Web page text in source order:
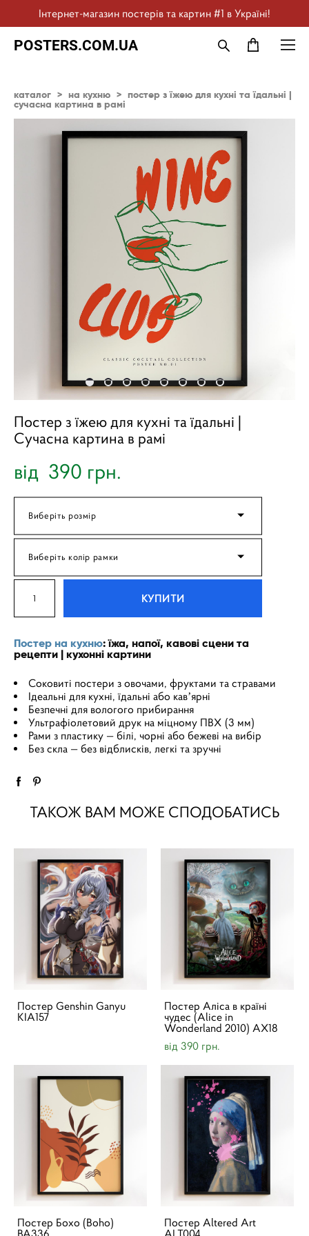
Інтернет-магазин постерів та картин #1 в Україні!
POSTERS.COM.UA
каталог > на кухню > постер з їжею для кухні та їдальні |
cучасна картина в рамі
Постер з їжею для кухні та їдальні |
Cучасна картина в рамі
від 390 грн.
Виберіть розмір
Виберіть колір рамки
КУПИТИ
Постер на кухню: їжа, напої, кавові сцени та
рецепти | кухонні картини
Соковиті постери з овочами, фруктами та стравами
Ідеальні для кухні, їдальні або кавʼярні
Безпечні для вологого прибирання
Ультрафіолетовий друк на міцному ПВХ (3 мм)
Рами з пластику — білі, чорні або бежеві на вибір
Без скла — без відблисків, легкі та зручні
ТАКОЖ ВАМ МОЖЕ СПОДОБАТИСЬ
Постер Genshin Ganyu
KIA157
Постер Аліса в країні
чудес (Alice in
Wonderland 2010) AX18
від 390 грн.
Постер Бохо (Boho)
BA336
Постер Altered Art
ALT004